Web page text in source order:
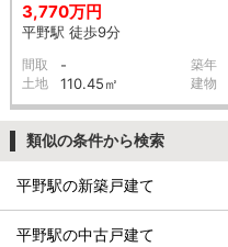
3,770万円
平野駅 徒歩9分
間取 - 築年
土地 110.45㎡ 建物
類似の条件から検索
平野駅の新築戸建て
平野駅の中古戸建て